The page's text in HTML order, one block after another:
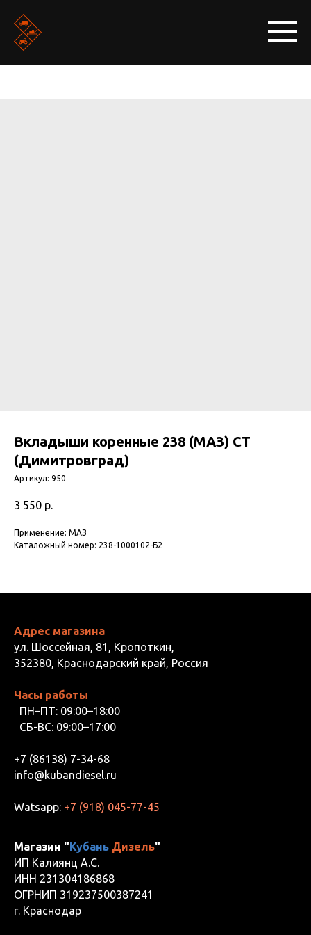
Вкладыши коренные 238 (МАЗ) СТ
(Димитровград)
Артикул: 950
3 550 р.
Применение: МАЗ
Каталожный номер: 238-1000102-Б2
Адрес магазина
ул. Шоссейная, 81, Кропоткин,
352380, Краснодарский край, Россия
Часы работы
ПН–ПТ: 09:00–18:00
СБ-ВС: 09:00–17:00
+7 (86138) 7-34-68
info@kubandiesel.ru
Watsapp: +7 (918) 045-77-45
Магазин "Кубань Дизель"
ИП Калиянц А.С.
ИНН 231304186868
ОГРНИП 319237500387241
г. Краснодар